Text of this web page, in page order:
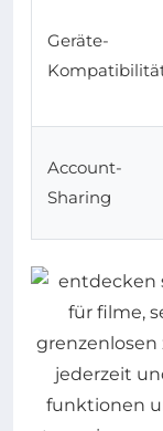
Geräte-
Account-
Sharing